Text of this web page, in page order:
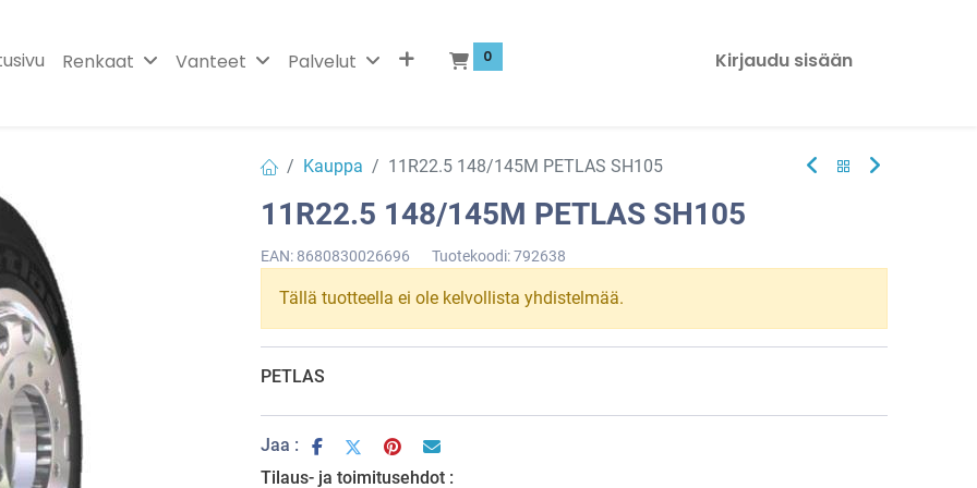
Renkaat Vanteet Palvelut 0 Kirjaudu sisään
Kauppa 11R22.5 148/145M PETLAS SH105
11R22.5 148/145M PETLAS SH105
EAN: 8680830026696 Tuotekoodi:792638
Tällä tuotteella ei ole kelvollista yhdistelmää.
PETLAS
Jaa :
Tilaus- ja toimitusehdot :